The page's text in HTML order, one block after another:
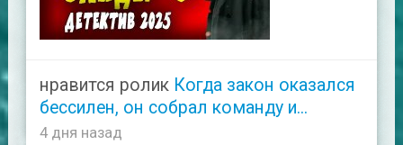
нравится ролик Когда закон оказался
бессилен, он собрал команду и...
4 дня назад